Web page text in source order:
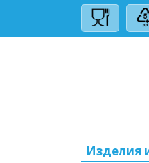
Изделия